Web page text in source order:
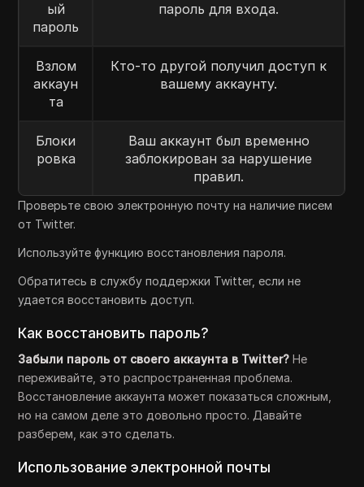
ый
пароль
пароль для входа.
Взлом
аккаун
та
Кто-то другой получил доступ к
вашему аккаунту.
Блоки
ровка
Ваш аккаунт был временно
заблокирован за нарушение
правил.
Проверьте свою электронную почту на наличие писем
от Twitter.
Используйте функцию восстановления пароля.
Обратитесь в службу поддержки Twitter, если не
удается восстановить доступ.
Как восстановить пароль?
Забыли пароль от своего аккаунта в Twitter? Не
переживайте, это распространенная проблема.
Восстановление аккаунта может показаться сложным,
но на самом деле это довольно просто. Давайте
разберем, как это сделать.
Использование электронной почты